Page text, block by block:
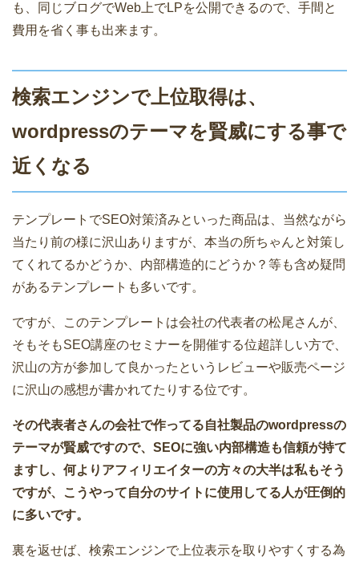
も、同じブログでWeb上でLPを公開できるので、手間と
費用を省く事も出来ます。
検索エンジンで上位取得は、
wordpressのテーマを賢威にする事で
近くなる
テンプレートでSEO対策済みといった商品は、当然ながら
当たり前の様に沢山ありますが、本当の所ちゃんと対策し
てくれてるかどうか、内部構造的にどうか？等も含め疑問
があるテンプレートも多いです。
ですが、このテンプレートは会社の代表者の松尾さんが、
そもそもSEO講座のセミナーを開催する位超詳しい方で、
沢山の方が参加して良かったというレビューや販売ページ
に沢山の感想が書かれてたりする位です。
その代表者さんの会社で作ってる自社製品のwordpressの
テーマが賢威ですので、SEOに強い内部構造も信頼が持て
ますし、何よりアフィリエイターの方々の大半は私もそう
ですが、こうやって自分のサイトに使用してる人が圧倒的
に多いです。
裏を返せば、検索エンジンで上位表示を取りやすくする為